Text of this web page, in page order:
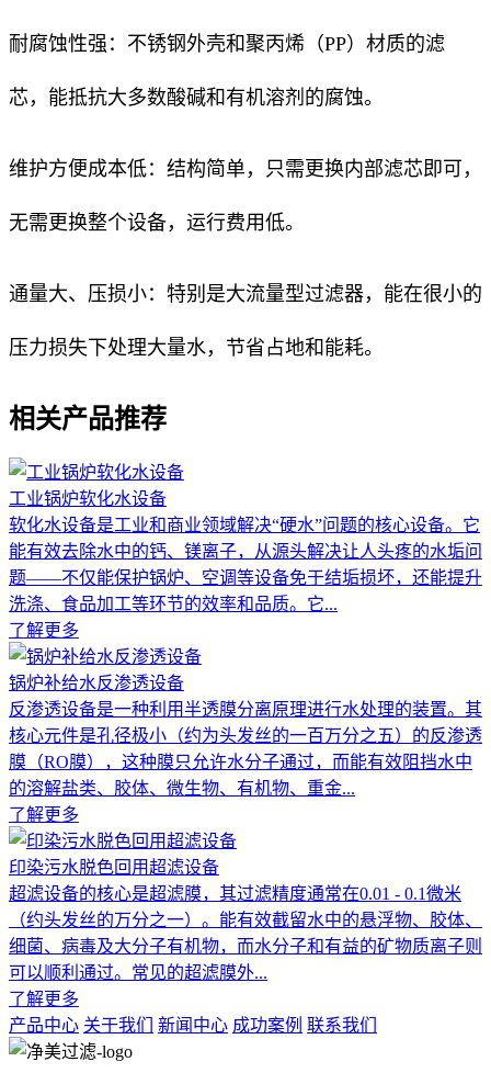
耐腐蚀性强：不锈钢外壳和聚丙烯（PP）材质的滤
芯，能抵抗大多数酸碱和有机溶剂的腐蚀。
维护方便成本低：结构简单，只需更换内部滤芯即可，
无需更换整个设备，运行费用低。
通量大、压损小：特别是大流量型过滤器，能在很小的
压力损失下处理大量水，节省占地和能耗。
相关产品推荐
工业锅炉软化水设备
软化水设备是工业和商业领域解决“硬水”问题的核心设备。它
能有效去除水中的钙、镁离子，从源头解决让人头疼的水垢问
题——不仅能保护锅炉、空调等设备免于结垢损坏，还能提升
洗涤、食品加工等环节的效率和品质。它...
了解更多
锅炉补给水反渗透设备
反渗透设备是一种利用半透膜分离原理进行水处理的装置。其
核心元件是孔径极小（约为头发丝的一百万分之五）的反渗透
膜（RO膜），这种膜只允许水分子通过，而能有效阻挡水中
的溶解盐类、胶体、微生物、有机物、重金...
了解更多
印染污水脱色回用超滤设备
超滤设备的核心是超滤膜，其过滤精度通常在0.01 - 0.1微米
（约头发丝的万分之一）。能有效截留水中的悬浮物、胶体、
细菌、病毒及大分子有机物，而水分子和有益的矿物质离子则
可以顺利通过。常见的超滤膜外...
了解更多
产品中心 关于我们 新闻中心 成功案例 联系我们